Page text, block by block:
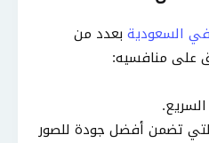
بعدد من
على منافسيه:
تضمن أفضل جودة للصور